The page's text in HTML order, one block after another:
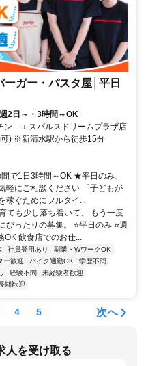
ガー・パスタ屋│平日
2日～・3時間～OK
ン エスパルスドリームプラザ店
) ※新清水駅から徒歩15分
で1日3時間～OK ★平日のみ、
軽にご相談ください 「子どもが
稼ぐためにフルタイ...
ても少し落ち着いて、 もう一度
ったりの募集。 ⭐平日のみ ⭐週
OK 飲食店でのお仕...
社員登用あり
副業・WワークOK
ー歓迎 バイク通勤OK
学歴不問
経験不問
未経験者歓迎
期歓迎
4 5 次へ
人を受け取る